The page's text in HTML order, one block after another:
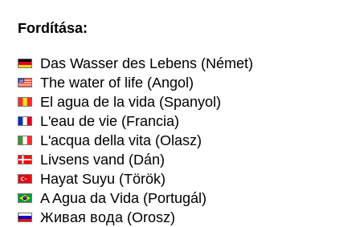
Fordítása:
Das Wasser des Lebens (Német)
The water of life (Angol)
El agua de la vida (Spanyol)
L'eau de vie (Francia)
L'acqua della vita (Olasz)
Livsens vand (Dán)
Hayat Suyu (Török)
A Agua da Vida (Portugál)
Живая вода (Orosz)